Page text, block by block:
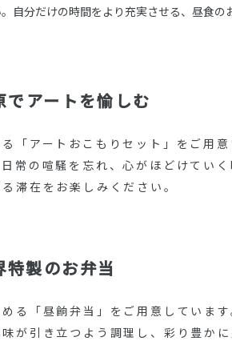
自分だけの時間をより充実させる、昼食の
でアートを愉しむ
「アートおこもりセット」をご用
常の喧騒を忘れ、心がほどけてい
滞在をお楽しみください。
特製のお弁当
る「昼餉弁当」をご用意していま
が引き立つよう調理し、彩り豊か